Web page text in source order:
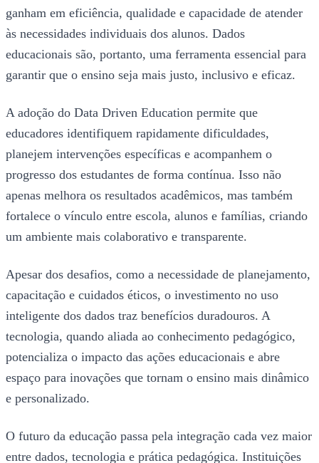
ganham em eficiência, qualidade e capacidade de atender
às necessidades individuais dos alunos. Dados
educacionais são, portanto, uma ferramenta essencial para
garantir que o ensino seja mais justo, inclusivo e eficaz.
A adoção do Data Driven Education permite que
educadores identifiquem rapidamente dificuldades,
planejem intervenções específicas e acompanhem o
progresso dos estudantes de forma contínua. Isso não
apenas melhora os resultados acadêmicos, mas também
fortalece o vínculo entre escola, alunos e famílias, criando
um ambiente mais colaborativo e transparente.
Apesar dos desafios, como a necessidade de planejamento,
capacitação e cuidados éticos, o investimento no uso
inteligente dos dados traz benefícios duradouros. A
tecnologia, quando aliada ao conhecimento pedagógico,
potencializa o impacto das ações educacionais e abre
espaço para inovações que tornam o ensino mais dinâmico
e personalizado.
O futuro da educação passa pela integração cada vez maior
entre dados, tecnologia e prática pedagógica. Instituições